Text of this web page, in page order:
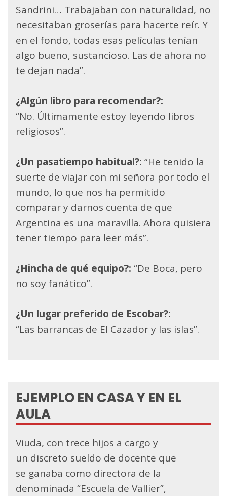
Sandrini… Trabajaban con naturalidad, no
necesitaban groserías para hacerte reír. Y
en el fondo, todas esas películas tenían
algo bueno, sustancioso. Las de ahora no
te dejan nada”.
¿Algún libro para recomendar?:
“No. Últimamente estoy leyendo libros
religiosos”.
¿Un pasatiempo habitual?: “He tenido la
suerte de viajar con mi señora por todo el
mundo, lo que nos ha permitido
comparar y darnos cuenta de que
Argentina es una maravilla. Ahora quisiera
tener tiempo para leer más”.
¿Hincha de qué equipo?: “De Boca, pero
no soy fanático”.
¿Un lugar preferido de Escobar?:
“Las barrancas de El Cazador y las islas”.
EJEMPLO EN CASA Y EN EL
AULA
Viuda, con trece hijos a cargo y
un discreto sueldo de docente que
se ganaba como directora de la
denominada “Escuela de Vallier”,